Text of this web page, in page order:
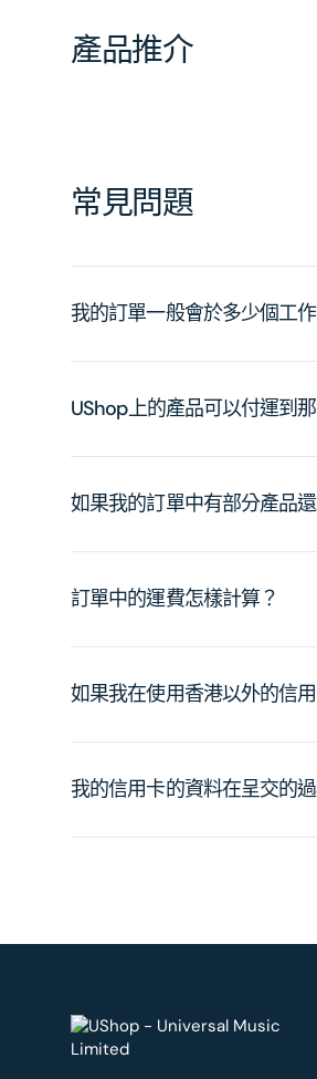
產品推介
常見問題
我的訂單一般會於多少個工
UShop上的產品可以付運到
如果我的訂單中有部分產品
訂單中的運費怎樣計算？
如果我在使用香港以外的信
我的信用卡的資料在呈交的